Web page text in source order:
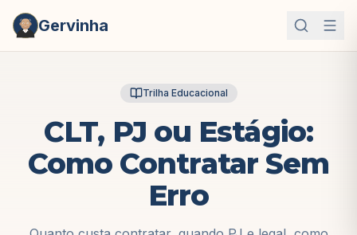
Gervinha
Trilha Educacional
CLT, PJ ou Estágio:
Como Contratar Sem
Erro